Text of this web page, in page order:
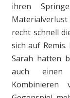
ihren
recht schnell
sich auf
Sarah hatten
auch einen
Kombinieren